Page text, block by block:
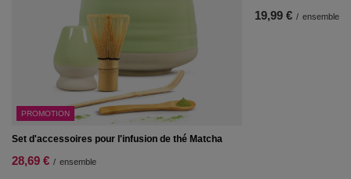
PROMOTION
Set d'accessoires pour l'infusion de thé Matcha
28,69 € / ensemble
19,99 € / ensemble